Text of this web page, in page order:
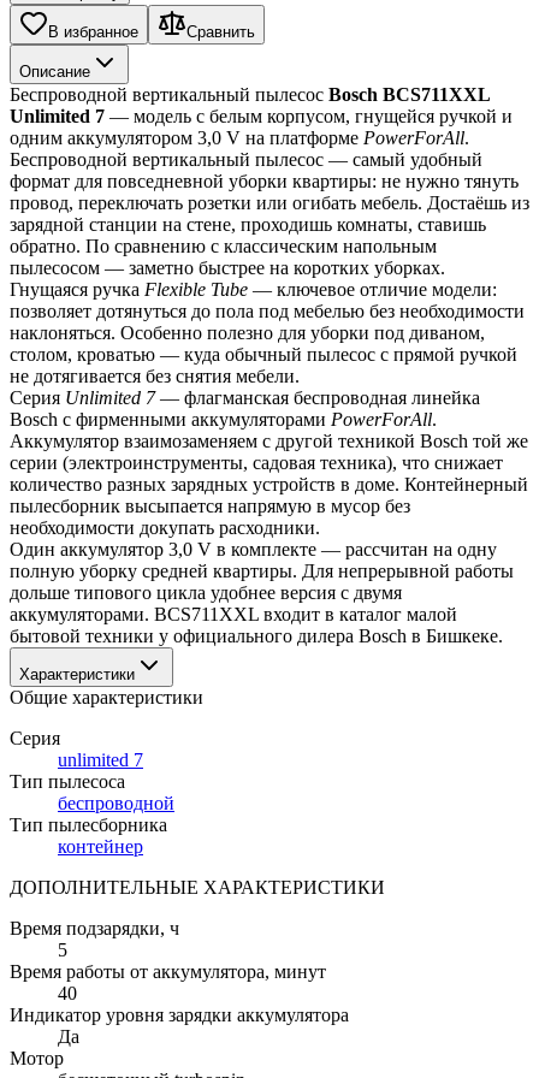
В избранное Сравнить
Описание
Беспроводной вертикальный пылесос Bosch BCS711XXL
Unlimited 7 — модель с белым корпусом, гнущейся ручкой и
одним аккумулятором 3,0 V на платформе PowerForAll.
Беспроводной вертикальный пылесос — самый удобный
формат для повседневной уборки квартиры: не нужно тянуть
провод, переключать розетки или огибать мебель. Достаёшь из
зарядной станции на стене, проходишь комнаты, ставишь
обратно. По сравнению с классическим напольным
пылесосом — заметно быстрее на коротких уборках.
Гнущаяся ручка Flexible Tube — ключевое отличие модели:
позволяет дотянуться до пола под мебелью без необходимости
наклоняться. Особенно полезно для уборки под диваном,
столом, кроватью — куда обычный пылесос с прямой ручкой
не дотягивается без снятия мебели.
Серия Unlimited 7 — флагманская беспроводная линейка
Bosch с фирменными аккумуляторами PowerForAll.
Аккумулятор взаимозаменяем с другой техникой Bosch той же
серии (электроинструменты, садовая техника), что снижает
количество разных зарядных устройств в доме. Контейнерный
пылесборник высыпается напрямую в мусор без
необходимости докупать расходники.
Один аккумулятор 3,0 V в комплекте — рассчитан на одну
полную уборку средней квартиры. Для непрерывной работы
дольше типового цикла удобнее версия с двумя
аккумуляторами. BCS711XXL входит в каталог малой
бытовой техники у официального дилера Bosch в Бишкеке.
Характеристики
Общие характеристики
Серия
unlimited 7
Тип пылесоса
беспроводной
Тип пылесборника
контейнер
ДОПОЛНИТЕЛЬНЫЕ ХАРАКТЕРИСТИКИ
Время подзарядки, ч
5
Время работы от аккумулятора, минут
40
Индикатор уровня зарядки аккумулятора
Да
Мотор